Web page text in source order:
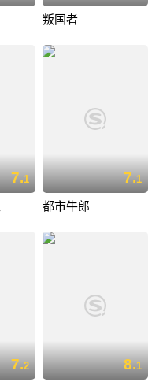
叛国者
7.1 7.1
都市牛郎
7.2 8.1